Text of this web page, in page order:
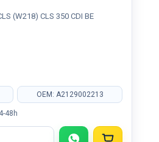
(W218) CLS 350 CDI BE
OEM: A2129002213
48h